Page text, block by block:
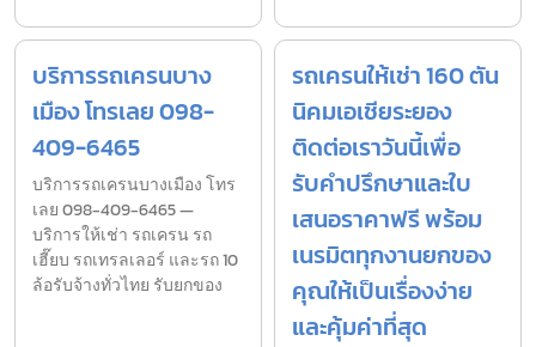
บริการรถเครนบาง
เมือง โทรเลย 098-
409-6465
บริการรถเครนบางเมือง โทร
เลย 098-409-6465 —
บริการให้เช่า รถเครน รถ
เฮี๊ยบ รถเทรลเลอร์ และรถ 10
ล้อรับจ้างทั่วไทย รับยกของ
รถเครนให้เช่า 160 ตัน
นิคมเอเชียระยอง
ติดต่อเราวันนี้เพื่อ
รับคำปรึกษาและใบ
เสนอราคาฟรี พร้อม
เนรมิตทุกงานยกของ
คุณให้เป็นเรื่องง่าย
และคุ้มค่าที่สุด